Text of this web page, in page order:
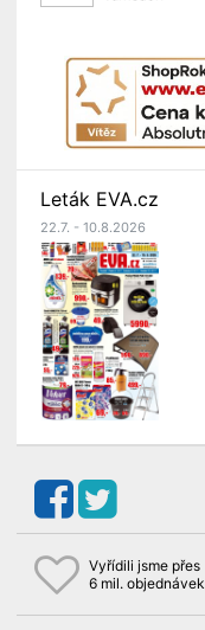
Leták EVA.cz
22.7. - 10.8.2026
Vyřídili jsme přes
6 mil. objednávek